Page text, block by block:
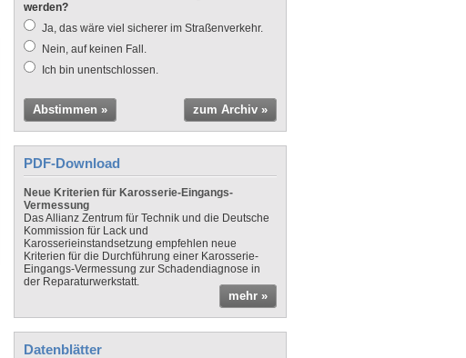
werden?
Ja, das wäre viel sicherer im Straßenverkehr.
Nein, auf keinen Fall.
Ich bin unentschlossen.
Abstimmen » zum Archiv »
PDF-Download
Neue Kriterien für Karosserie-Eingangs-
Vermessung
Das Allianz Zentrum für Technik und die Deutsche
Kommission für Lack und
Karosserieinstandsetzung empfehlen neue
Kriterien für die Durchführung einer Karosserie-
Eingangs-Vermessung zur Schadendiagnose in
der Reparaturwerkstatt.
mehr »
Datenblätter